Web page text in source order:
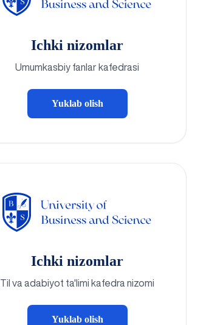
Ichki nizomlar
Umumkasbiy fanlar kafedrasi
Yuklab olish
Ichki nizomlar
Til va adabiyot ta'limi kafedra nizomi
Yuklab olish